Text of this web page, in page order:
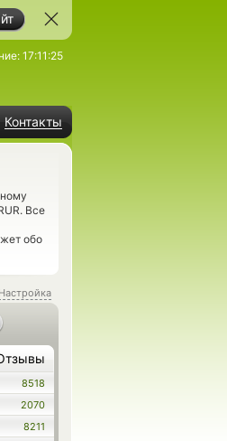
Контакты
17:11:25
Все
обо
Настройка
8518
2070
8211